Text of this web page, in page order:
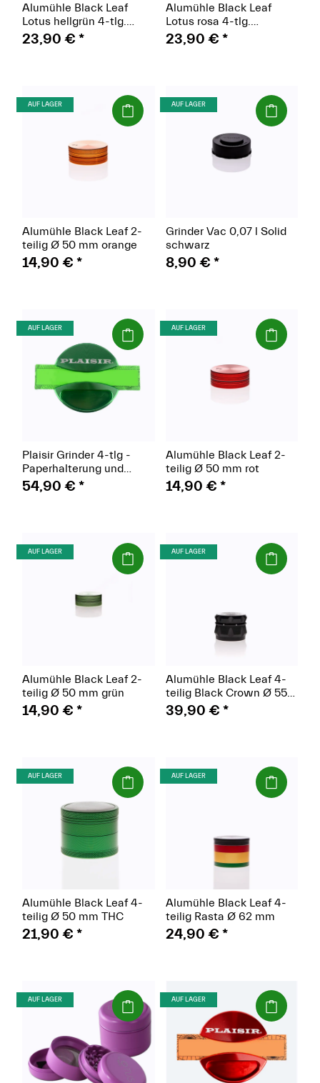
Alumühle Black Leaf
Lotus hellgrün 4-tlg.
keramikbeschichtet
Ø55mm
23,90 € *
Alumühle Black Leaf
Lotus rosa 4-tlg.
keramikbeschichtet
Ø55mm
23,90 € *
AUF LAGER (Paket)
Alumühle Black Leaf 2-
teilig Ø 50 mm orange
14,90 € *
AUF LAGER (Paket)
Grinder Vac 0,07 l Solid
schwarz
8,90 € *
AUF LAGER (Paket)
Plaisir Grinder 4-tlg -
Paperhalterung und
Mischschale, grün
54,90 € *
AUF LAGER (Paket)
Alumühle Black Leaf 2-
teilig Ø 50 mm rot
14,90 € *
AUF LAGER (Paket)
Alumühle Black Leaf 2-
teilig Ø 50 mm grün
14,90 € *
AUF LAGER (Paket)
Alumühle Black Leaf 4-
teilig Black Crown Ø 55
mm
39,90 € *
AUF LAGER (Paket)
Alumühle Black Leaf 4-
teilig Ø 50 mm THC
21,90 € *
AUF LAGER (Paket)
Alumühle Black Leaf 4-
teilig Rasta Ø 62 mm
24,90 € *
AUF LAGER (Paket) AUF LAGER (Paket)